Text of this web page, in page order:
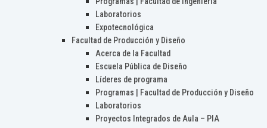
Laboratorios
Expotecnológica
Facultad de Producción y Diseño
Acerca de la Facultad
Escuela Pública de Diseño
Líderes de programa
Programas | Facultad de Producción y Diseño
Laboratorios
Proyectos Integrados de Aula – PIA